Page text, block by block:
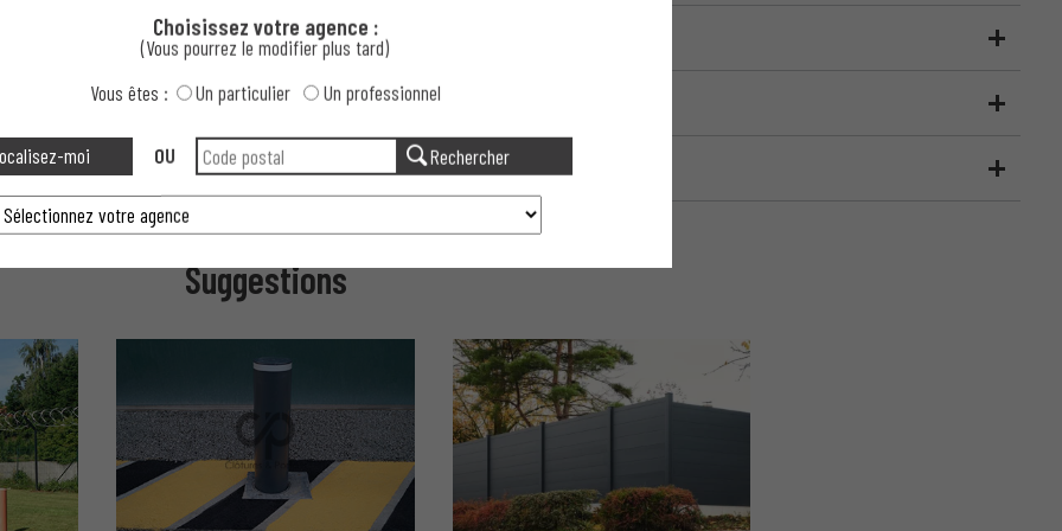
haute sécurité maille dense ?
haute sécurité maille dense ?
vos clôtures haute sécurité ?
Suggestions
Choisissez votre agence :
(Vous pourrez le modifier plus tard)
Vous êtes :
Un particulier Un professionnel
moi OU Rechercher